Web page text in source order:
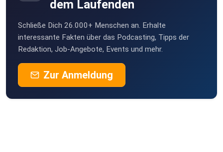
dem Laufenden
Schließe Dich 26.000+ Menschen an. Erhalte
interessante Fakten über das Podcasting, Tipps der
Redaktion, Job-Angebote, Events und mehr.
Zur Anmeldung